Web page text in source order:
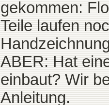
gekommen:
Teile laufen
ABER: Hat
einbaut? Wir
Anleitung.